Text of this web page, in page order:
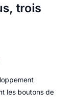
trois
les boutons de